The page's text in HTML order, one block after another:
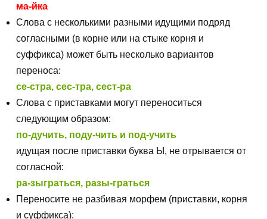
ма-йка
Слова с несколькими разными идущими подряд
согласными (в корне или на стыке корня и
суффикса) может быть несколько вариантов
переноса:
се-стра, сес-тра, сест-ра
Слова с приставками могут переноситься
следующим образом:
по-дучить, поду-чить и под-учить
идущая после приставки буква Ы, не отрывается от
согласной:
ра-зыграться, разы-граться
Переносите не разбивая морфем (приставки, корня
и суффикса):